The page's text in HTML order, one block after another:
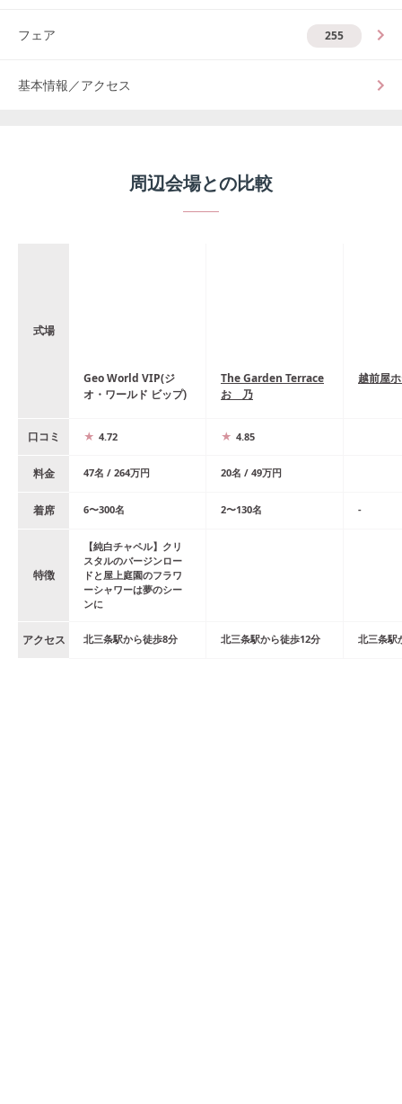
フェア 255
基本情報／アクセス
周辺会場との比較
式場
Geo World VIP(ジ
オ・ワールド ビップ)
The Garden Terrace
おゝ乃
越前屋
口コミ 4.72 4.85
料金 47名 / 264万円 20名 / 49万円
着席 6〜300名 2〜130名 -
特徴
【純白チャペル】クリ
スタルのバージンロー
ドと屋上庭園のフラワ
ーシャワーは夢のシー
ンに
アクセス 北三条駅から徒歩8分 北三条駅から徒歩12分 北三条駅